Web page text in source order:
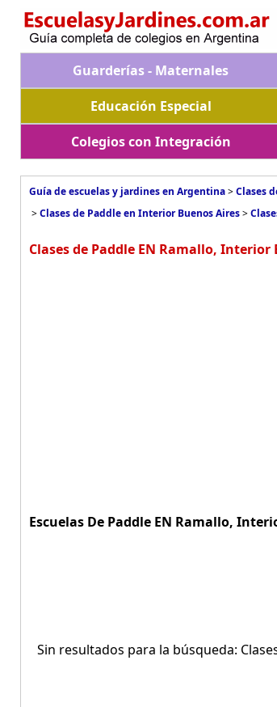
Guarderías - Maternales
Educación Especial
Colegios con Integración
Guía de escuelas y jardines en Argentina>Clases
>Clases de Paddle en Interior Buenos Aires>
Clases de Paddle EN Ramallo, Interior
Escuelas De Paddle EN Ramallo,
Sin resultados para la búsqueda: